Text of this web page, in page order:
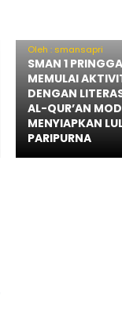
Oleh : smansapri
SMAN 1
MEMULAI
DENGAN
AL-QUR’AN
MENYIAPKAN
PARIPURNA